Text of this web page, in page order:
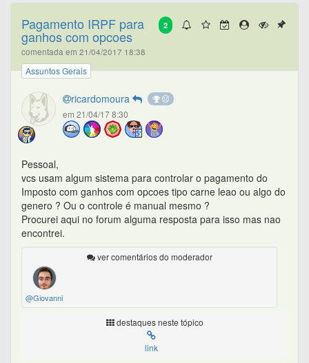
2
Pagamento IRPF para
ganhos com opcoes
comentada em 21/04/2017 18:38
Assuntos Gerais
ricardomoura
em 21/04/17 8:30
Pessoal,
vcs usam algum sistema para controlar o pagamento do
Imposto com ganhos com opcoes tipo carne leao ou algo do
genero ? Ou o controle é manual mesmo ?
Procurei aqui no forum alguma resposta para isso mas nao
encontrei.
ver comentários do moderador
@Giovanni
destaques neste tópico
link